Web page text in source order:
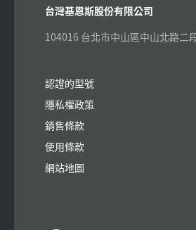
台灣基恩斯股份有限公司
104016 台北市中山區中山北路二
認證的型號
隱私權政策
銷售條款
使用條款
網站地圖